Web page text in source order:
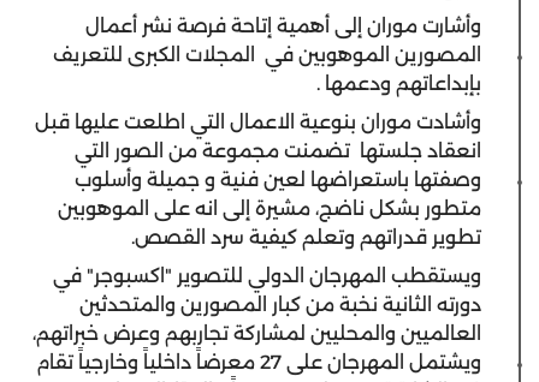
وأشارت موران إلى أهمية إتاحة فرصة نشر أعمال
المصورين الموهوبين في
المجلات الكبرى للتعريف
بإبداعاتهم ودعمها .
وأشادت موران بنوعية الاعمال التي اطلعت عليها قبل
انعقاد جلستها تضمنت مجموعة من الصور التي
وصفتها باستعراضها لعين فنية و جميلة وأسلوب
متطور بشكل ناضج، مشيرة إلى انه على الموهوبين
تطوير قدراتهم وتعلم كيفية سرد القصص.
ويستقطب المهرجان الدولي للتصوير "اكسبوجر" في
دورته الثانية نخبة من كبار المصورين والمتحدثين
العالميين والمحليين لمشاركة تجاربهم وعرض خبراتهم،
ويشتمل المهرجان على 27 معرضاً داخلياً وخارجياً تقام